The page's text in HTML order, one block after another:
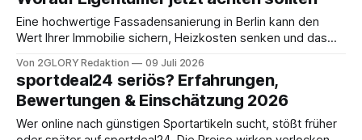
kein klassischer betrug, aber
Eine hochwertige Fassadensanierung in Berlin kann den
Wert Ihrer Immobilie sichern, Heizkosten senken und das
Nachkriegsbauten und auch viele Häuser aus den 1990er-
und 2000er-Jahren zeigen heute häufig deutliche Spuren an
der Fassade: feine Risse im Putz, Schimmel an
Wärmebrücken, abblätternde Farbe oder feuchte
Von 2GLORY Redaktion 09 Juli 2026
sportdeal24 seriös? Erfahrungen,
Bewertungen & Einschätzung 2026
Wer online nach günstigen Sportartikeln sucht, stößt früher